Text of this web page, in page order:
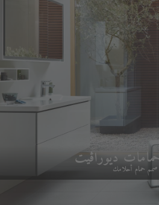
ديوراڨيتصمم حمام أحلامك